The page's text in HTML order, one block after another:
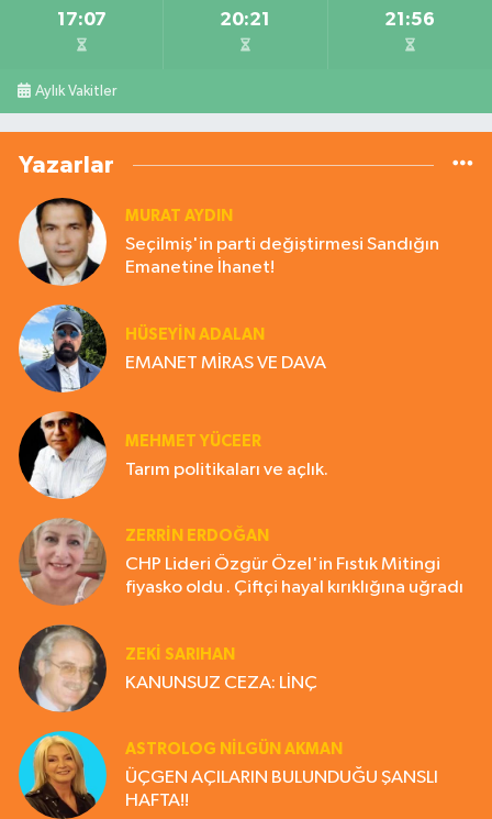
17:07 20:21 21:56
Aylık Vakitler
Yazarlar
MURAT AYDIN
Seçilmiş'in parti değiştirmesi Sandığın
Emanetine İhanet!
HÜSEYIN ADALAN
EMANET MİRAS VE DAVA
MEHMET YÜCEER
Tarım politikaları ve açlık.
ZERRIN ERDOĞAN
CHP Lideri Özgür Özel'in Fıstık Mitingi
fiyasko oldu . Çiftçi hayal kırıklığına uğradı
ZEKI SARIHAN
KANUNSUZ CEZA: LİNÇ
ASTROLOG NILGÜN AKMAN
ÜÇGEN AÇILARIN BULUNDUĞU ŞANSLI
HAFTA!!